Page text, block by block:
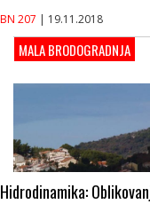
BN 207 | 19.11.2018
MALA BRODOGRADNJA
Hidrodinamika: